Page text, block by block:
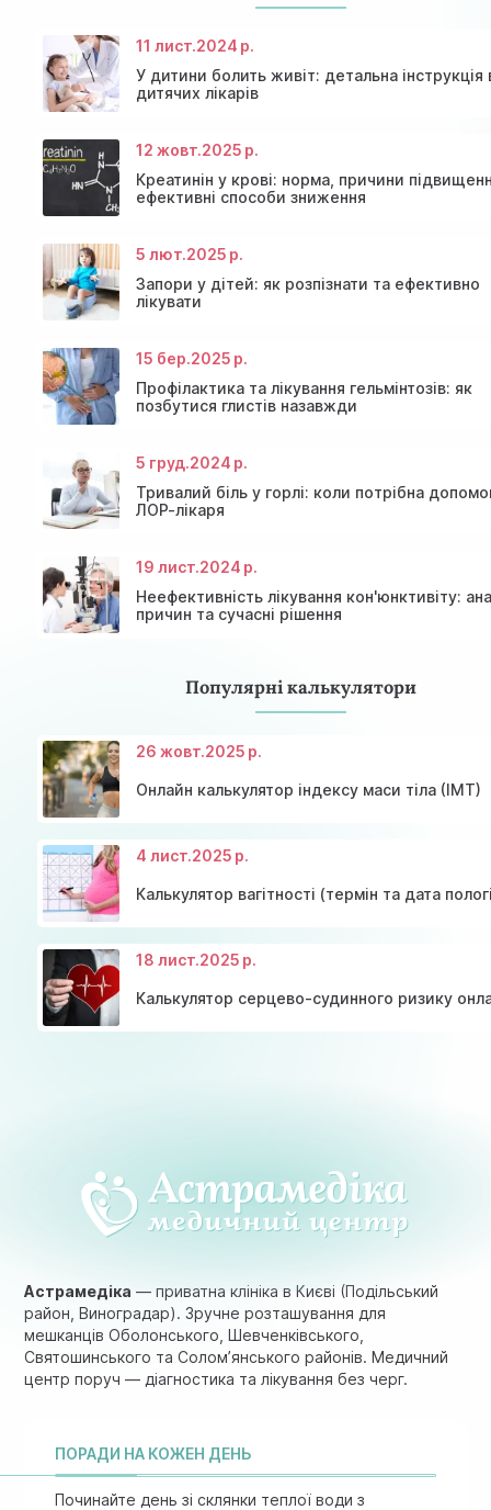
Знижки та акції на масаж у Київі
Консультація ендокринолога та діагностика
залози
Діагностика щитовидної залози
Акція: 20% знижки на консультації лікарів!
11 лист.2024 р.
У дитини болить живіт: детальна інструкція
дитячих лікарів
12 жовт.2025 р.
Креатинін у крові: норма, причини
ефективні способи зниження
5 лют.2025 р.
Запори у дітей: як розпізнати та ефективно
лікувати
15 бер.2025 р.
Профілактика та лікування гельмінтозів: як
позбутися глистів назавжди
5 груд.2024 р.
Тривалий біль у горлі: коли потрібна
ЛОР-лікаря
19 лист.2024 р.
Неефективність лікування кон'юнктивіту:
причин та сучасні рішення
Популярні калькулятори
26 жовт.2025 р.
Онлайн калькулятор індексу маси тіла (ІМТ)
4 лист.2025 р.
Калькулятор вагітності (термін та дата
18 лист.2025 р.
Калькулятор серцево-судинного ризику
Астрамедіка — приватна клініка в Києві (Подільський
район, Виноградар). Зручне розташування для
мешканців Оболонського, Шевченківського,
Святошинського та Солом’янського районів. Медичний
центр поруч — діагностика та лікування без черг.
ПОРАДИ НА КОЖЕН ДЕНЬ
Починайте день зі склянки теплої води з